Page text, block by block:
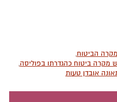
הביטוח,
מקרה ביטוח כהגדרתו בפוליסה,
אובדן טעות